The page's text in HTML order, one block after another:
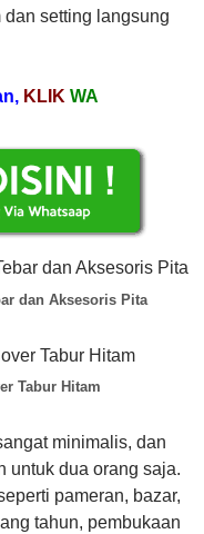
setting langsung
KLIK WA
dan Aksesoris Pita
Tabur Hitam
minimalis, dan
untuk dua orang saja.
pameran, bazar,
tahun, pembukaan